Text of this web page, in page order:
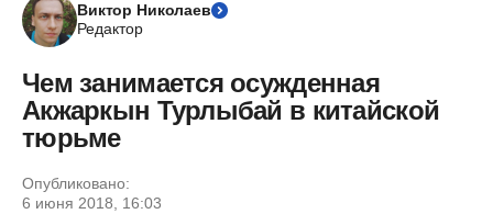
Виктор Николаев
Редактор
Чем занимается осужденная
Акжаркын Турлыбай в китайской
тюрьме
Опубликовано:
6 июня 2018, 16:03